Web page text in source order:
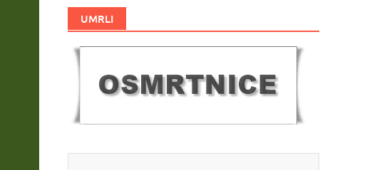
UMRLI